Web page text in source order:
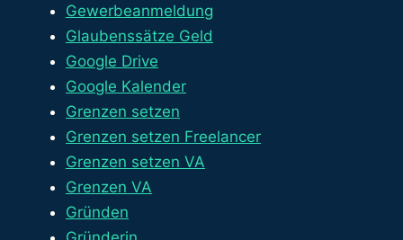
Gewerbeanmeldung
Glaubenssätze Geld
Google Drive
Google Kalender
Grenzen setzen
Grenzen setzen Freelancer
Grenzen setzen VA
Grenzen VA
Gründen